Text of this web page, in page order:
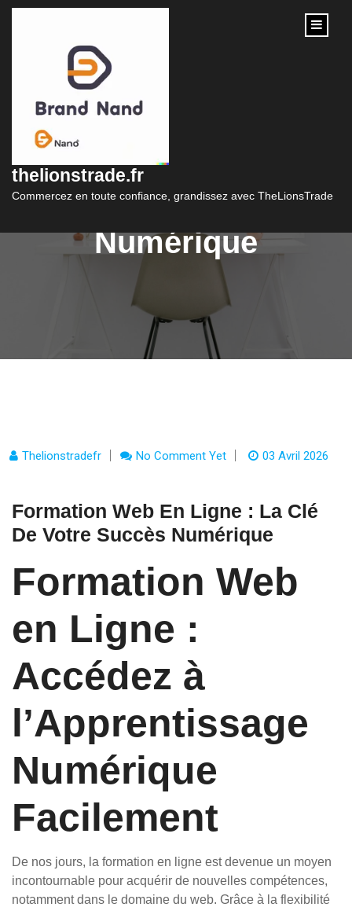
content
thelionstrade.fr
Commercez en toute confiance, grandissez avec TheLionsTrade
Formation Web en
Ligne : La Clé de
Votre Succès
Numérique
Thelionstradefr No Comment Yet 03 Avril 2026
Formation Web En Ligne : La Clé
De Votre Succès Numérique
Formation Web
en Ligne :
Accédez à
l’Apprentissage
Numérique
Facilement
De nos jours, la formation en ligne est devenue un moyen
incontournable pour acquérir de nouvelles compétences,
notamment dans le domaine du web. Grâce à la flexibilité